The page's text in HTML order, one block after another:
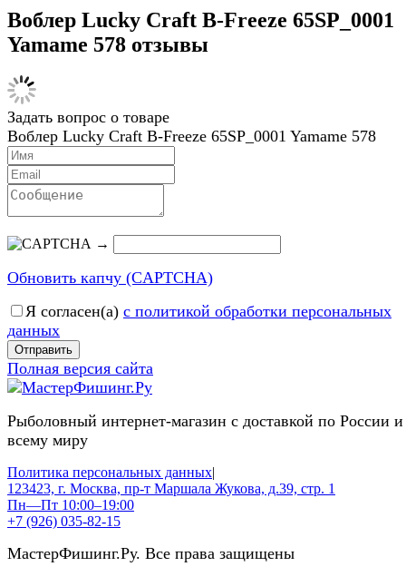
Воблер Lucky Craft B-Freeze 65SP_0001
Yamame 578 отзывы
Задать вопрос о товаре
Воблер Lucky Craft B-Freeze 65SP_0001 Yamame 578
→
Обновить капчу (CAPTCHA)
Я согласен(a) с политикой обработки персональных
данных
Отправить
Полная версия сайта
Рыболовный интернет-магазин с доставкой по России и
всему миру
Политика персональных данных|
123423, г. Москва, пр-т Маршала Жукова, д.39, стр. 1
Пн—Пт 10:00–19:00
+7 (926) 035-82-15
МастерФишинг.Ру. Все права защищены